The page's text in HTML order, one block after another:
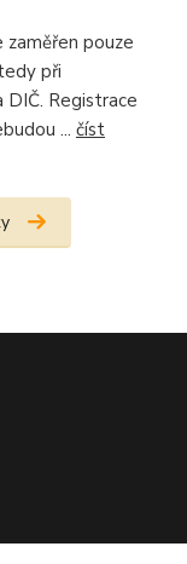
zaměřen pouze
při
DIČ. Registrace
... číst